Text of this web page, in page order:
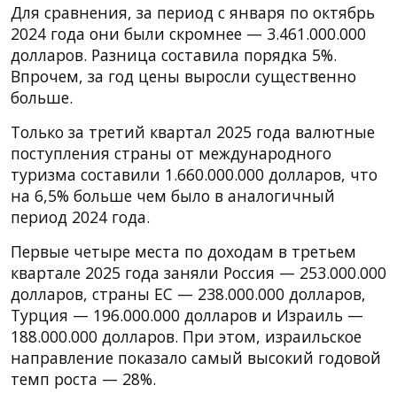
Для сравнения, за период с января по октябрь
2024 года они были скромнее — 3.461.000.000
долларов. Разница составила порядка 5%.
Впрочем, за год цены выросли существенно
больше.
Только за третий квартал 2025 года валютные
поступления страны от международного
туризма составили 1.660.000.000 долларов, что
на 6,5% больше чем было в аналогичный
период 2024 года.
Первые четыре места по доходам в третьем
квартале 2025 года заняли Россия — 253.000.000
долларов, страны ЕС — 238.000.000 долларов,
Турция — 196.000.000 долларов и Израиль —
188.000.000 долларов. При этом, израильское
направление показало самый высокий годовой
темп роста — 28%.